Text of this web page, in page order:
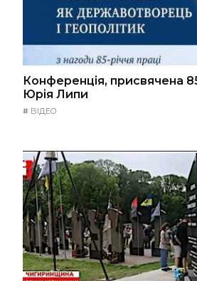
Конференція, присвячена
Юрія Липи
# ВІДЕО